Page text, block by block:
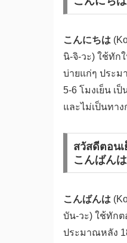
こんにちは
นิ-จิ-วะ) ใช้ทัก
บ่ายแก่ๆ ประม
5-6 โมงเย็น เ
และไม่เป็นทา
สวัสดีตอน
こんばんは
こんばんは
บัน-วะ) ใช้ทักต
ประมาณหลัง